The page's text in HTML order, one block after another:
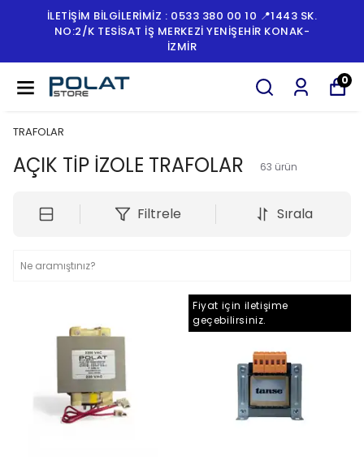
İLETİŞİM BİLGİLERİMİZ : 0533 380 00 10 📍1443 SK.
NO:2/K TESISAT İŞ MERKEZI YENIŞEHIR KONAK-
İZMİR
0
TRAFOLAR
AÇIK TİP İZOLE TRAFOLAR 63 ürün
Filtrele Sırala
Fiyat için iletişime
geçebilirsiniz.